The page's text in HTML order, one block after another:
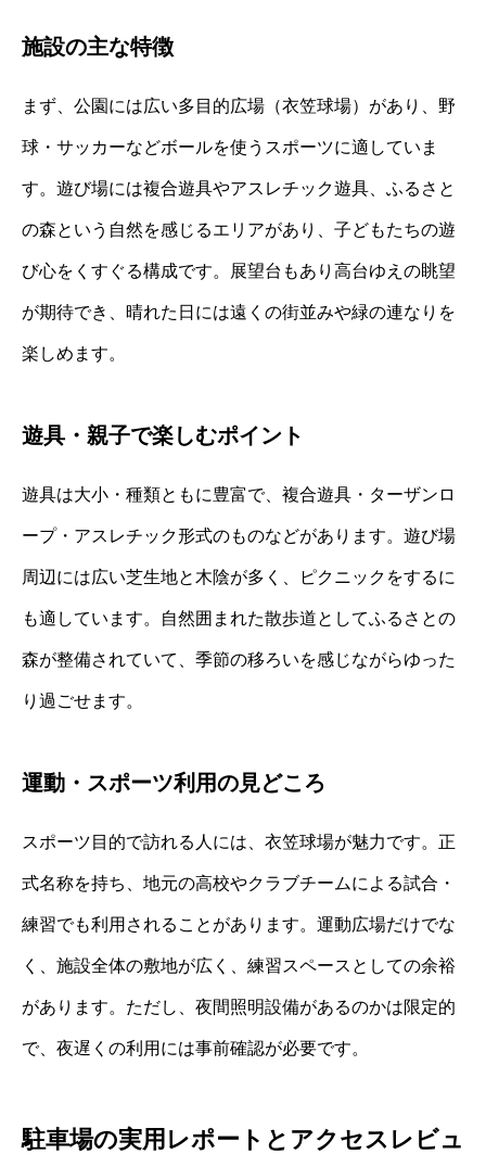
施設の主な特徴
まず、公園には広い多目的広場（衣笠球場）があり、野
球・サッカーなどボールを使うスポーツに適していま
す。遊び場には複合遊具やアスレチック遊具、ふるさと
の森という自然を感じるエリアがあり、子どもたちの遊
び心をくすぐる構成です。展望台もあり高台ゆえの眺望
が期待でき、晴れた日には遠くの街並みや緑の連なりを
楽しめます。
遊具・親子で楽しむポイント
遊具は大小・種類ともに豊富で、複合遊具・ターザンロ
ープ・アスレチック形式のものなどがあります。遊び場
周辺には広い芝生地と木陰が多く、ピクニックをするに
も適しています。自然囲まれた散歩道としてふるさとの
森が整備されていて、季節の移ろいを感じながらゆった
り過ごせます。
運動・スポーツ利用の見どころ
スポーツ目的で訪れる人には、衣笠球場が魅力です。正
式名称を持ち、地元の高校やクラブチームによる試合・
練習でも利用されることがあります。運動広場だけでな
く、施設全体の敷地が広く、練習スペースとしての余裕
があります。ただし、夜間照明設備があるのかは限定的
で、夜遅くの利用には事前確認が必要です。
駐車場の実用レポートとアクセスレビュ